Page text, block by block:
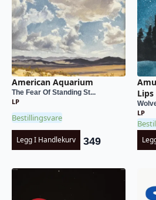
American Aquarium
The Fear Of Standing St...
LP
Bestillingsvare
Legg I Handlekurv 349
Lips
LP